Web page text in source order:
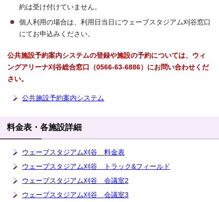
約は受け付けていません。
個人利用の場合は、利用日当日にウェーブスタジアム刈谷窓口
にてお申込みください。
公共施設予約案内システムの登録や施設の予約については、ウィ
ングアリーナ刈谷総合窓口（0566-63-6886）にお問い合わせくだ
さい。
公共施設予約案内システム
料金表・各施設詳細
ウェーブスタジアム刈谷 料金表
ウェーブスタジアム刈谷 トラック&フィールド
ウェーブスタジアム刈谷 会議室2
ウェーブスタジアム刈谷 会議室3